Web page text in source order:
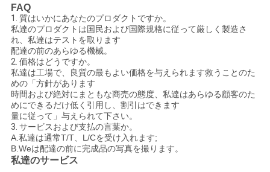
FAQ
1. 質はいかにあなたのプロダクトですか。
私達のプロダクトは国民および国際規格に従って厳しく製造さ
れ、私達はテストを取ります
配達の前のあらゆる機械。
2. 価格はどうですか。
私達は工場で、良質の最もよい価格を与えられます救うことのた
めの「方針があります
時間および絶対にまともな商売の態度、私達はあらゆる顧客のた
めにできるだけ低く引用し、割引はできます
量に従って」与えられて下さい。
3. サービスおよび支払の言葉か。
A.私達は通常T/T、L/Cを受け入れます;
B.Weは配達の前に完成品の写真を撮ります。
私達のサービス